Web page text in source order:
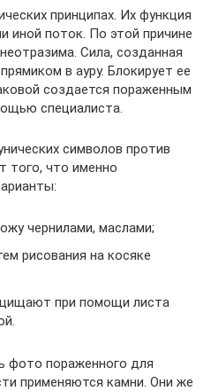
принципах. Их функция
иной поток. По этой причине
Сила, созданная
в ауру. Блокирует ее
создается пораженным
специалиста.
символов против
того, что именно
чернилами, маслами;
рисования на косяке
при помощи листа
фото пораженного для
применяются камни. Они же